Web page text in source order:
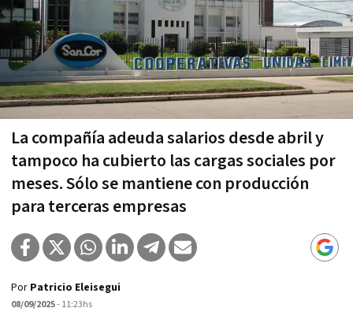
La compañía adeuda salarios desde abril y
tampoco ha cubierto las cargas sociales por
meses. Sólo se mantiene con producción
para terceras empresas
Por Patricio Eleisegui
08/09/2025- 11:23hs